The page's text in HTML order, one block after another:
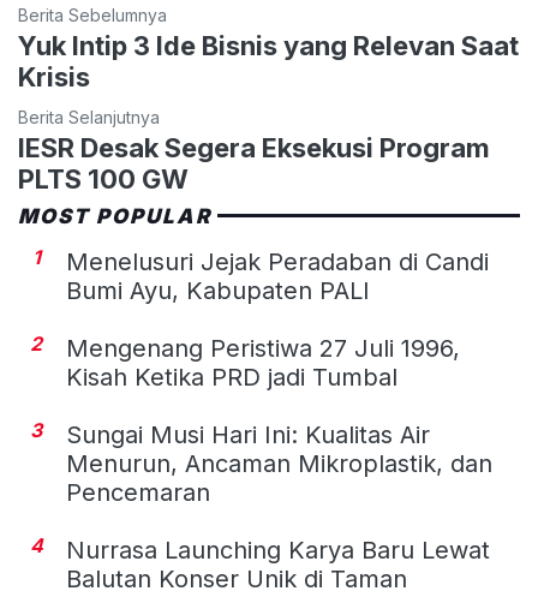
Berita Sebelumnya
Yuk Intip 3 Ide Bisnis yang Relevan Saat
Krisis
Berita Selanjutnya
IESR Desak Segera Eksekusi Program
PLTS 100 GW
MOST POPULAR
1
Menelusuri Jejak Peradaban di Candi
Bumi Ayu, Kabupaten PALI
2
Mengenang Peristiwa 27 Juli 1996,
Kisah Ketika PRD jadi Tumbal
3
Sungai Musi Hari Ini: Kualitas Air
Menurun, Ancaman Mikroplastik, dan
Pencemaran
4
Nurrasa Launching Karya Baru Lewat
Balutan Konser Unik di Taman